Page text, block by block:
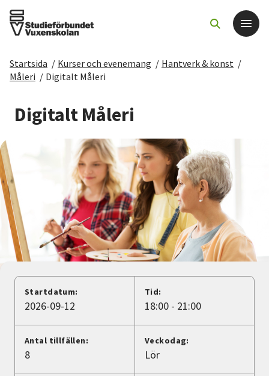
Det här gör vi
För dig som
Sök kurser och evenemang
Om SV
Starta studiecirkel
Cirkelledare
Nyheter
Avdelningar
Lyssna
Startsida / Kurser och evenemang / Hantverk & konst /
Måleri / Digitalt Måleri
Digitalt Måleri
Startdatum:
2026-09-12
Tid:
18:00 - 21:00
Antal tillfällen:
8
Veckodag:
Lör